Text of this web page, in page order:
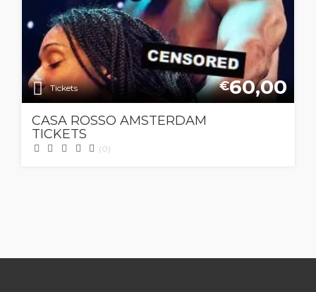
Tickets €60,00
CASA ROSSO AMSTERDAM
TICKETS
(0)